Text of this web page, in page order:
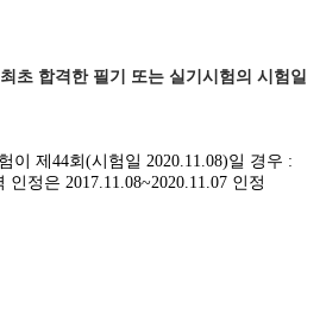
최초 합격한 필기 또는 실기시험의 시험일
제44회(시험일 2020.11.08)일 경우 :
정은 2017.11.08~2020.11.07 인정